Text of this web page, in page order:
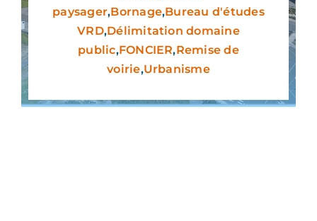
paysager,Bornage,Bureau d'études
VRD,Délimitation domaine
public,FONCIER,Remise de
voirie,Urbanisme